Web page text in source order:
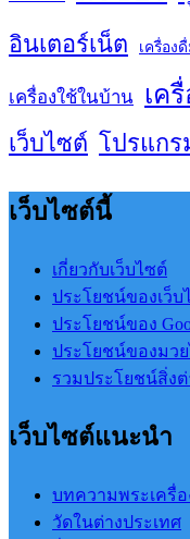
อินเตอร์เน็ต เครื่อง
เครื่องใช้ในบ้าน เค
เว็บไซต์ โปรแก
เว็บไซต์นี้
เกี่ยวกับเว็บไซต์
ประโยชน์ของเว็บ
ประโยชน์ของ
ประโยชน์ของมว
รวมประโยชน์สิ่ง
เว็บไซต์แนะนำ
บทความพระเครื่อ
วัดในต่างประเทศ